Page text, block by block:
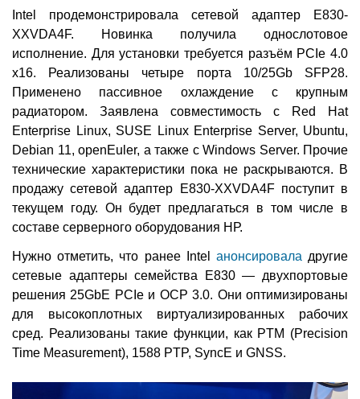
Intel продемонстрировала сетевой адаптер E830-
XXVDA4F. Новинка получила однослотовое
исполнение. Для установки требуется разъём PCIe 4.0
x16. Реализованы четыре порта 10/25Gb SFP28.
Применено пассивное охлаждение с крупным
радиатором. Заявлена совместимость с Red Hat
Enterprise Linux, SUSE Linux Enterprise Server, Ubuntu,
Debian 11, openEuler, а также с Windows Server. Прочие
технические характеристики пока не раскрываются. В
продажу сетевой адаптер E830-XXVDA4F поступит в
текущем году. Он будет предлагаться в том числе в
составе серверного оборудования НР.
Нужно отметить, что ранее Intel анонсировала другие
сетевые адаптеры семейства E830 — двухпортовые
решения 25GbE PCIe и OCP 3.0. Они оптимизированы
для высокоплотных виртуализированных рабочих
сред. Реализованы такие функции, как PTM (Precision
Time Measurement), 1588 PTP, SyncE и GNSS.